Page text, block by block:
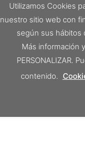
Utilizamos Cookies
nuestro sitio web con
según sus hábitos
Más información
PERSONALIZAR.
contenido.